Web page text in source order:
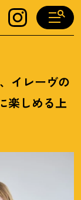
イレーヴの
楽しめる上